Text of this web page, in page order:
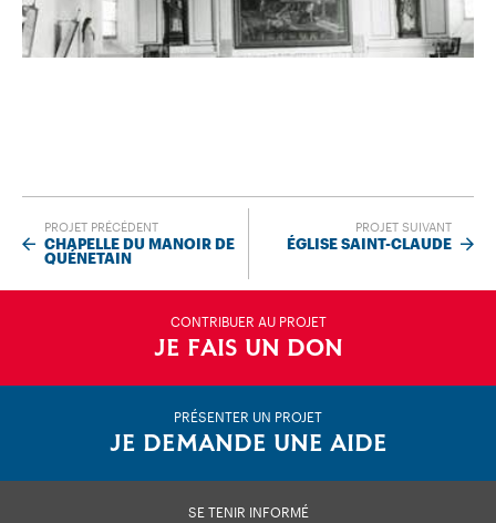
PROJET PRÉCÉDENT
CHAPELLE DU MANOIR DE
QUÉNETAIN
PROJET SUIVANT
ÉGLISE SAINT-CLAUDE
CONTRIBUER AU PROJET
JE FAIS UN DON
PRÉSENTER UN PROJET
JE DEMANDE UNE AIDE
SE TENIR INFORMÉ